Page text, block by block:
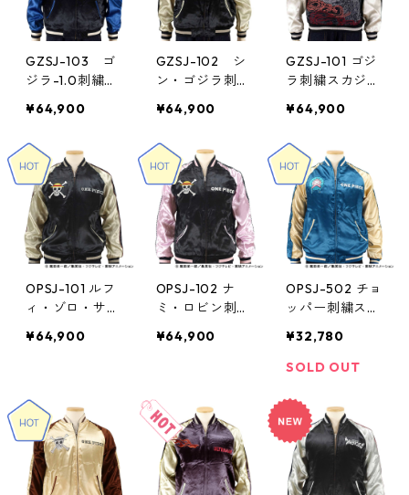
GZSJ-103 ゴ
ジラ-1.0刺繍ス
¥64,900
GZSJ-102 シ
ン・ゴジラ刺繍
¥64,900
GZSJ-101 ゴジ
ラ刺繍スカジャ
¥64,900
OPSJ-101 ルフ
ィ・ゾロ・サン
ン
¥64,900
OPSJ-102 ナ
ミ・ロビン刺繍
¥64,900
OPSJ-502 チョ
ッパー刺繍スカ
¥32,780
SOLD OUT